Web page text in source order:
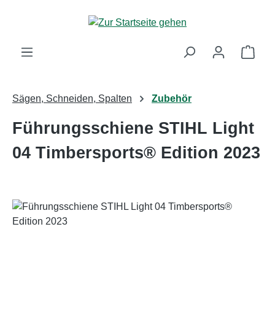
Zum Hauptinhalt springen
Sägen, Schneiden, Spalten Zubehör
Führungsschiene STIHL Light
04 Timbersports® Edition 2023
Bildergalerie überspringen